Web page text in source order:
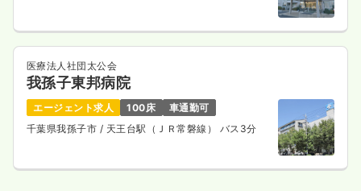
医療法人社団太公会
我孫子東邦病院
エージェント求人 100床
車通勤可
千葉県我孫子市 / 天王台駅（ＪＲ常磐線） バス3分